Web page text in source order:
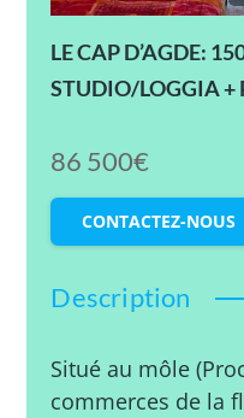
LE CAP D’AGDE:
STUDIO/LOGGIA
86 500€
CONTACTEZ-NOUS
Description
Situé au môle
commerces de la